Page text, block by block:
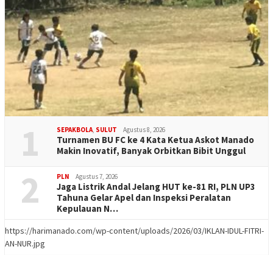
1 SEPAKBOLA, SULUT Agustus 8, 2026
Turnamen BU FC ke 4 Kata Ketua Askot Manado
Makin Inovatif, Banyak Orbitkan Bibit Unggul
2 PLN Agustus 7, 2026
Jaga Listrik Andal Jelang HUT ke-81 RI, PLN UP3
Tahuna Gelar Apel dan Inspeksi Peralatan
Kepulauan N…
https://harimanado.com/wp-content/uploads/2026/03/IKLAN-IDUL-FITRI-
AN-NUR.jpg